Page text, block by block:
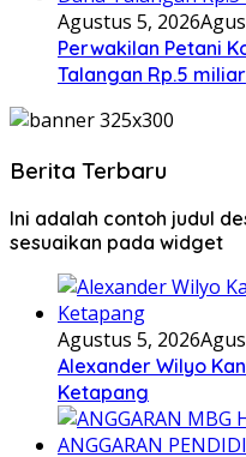
Agustus 5, 2026
Perwakilan Petani
Talangan Rp.5 miliar
Berita Terbaru
Ini adalah contoh judul
sesuaikan pada widget
Agustus 5, 2026
Alexander Wilyo
Ketapang